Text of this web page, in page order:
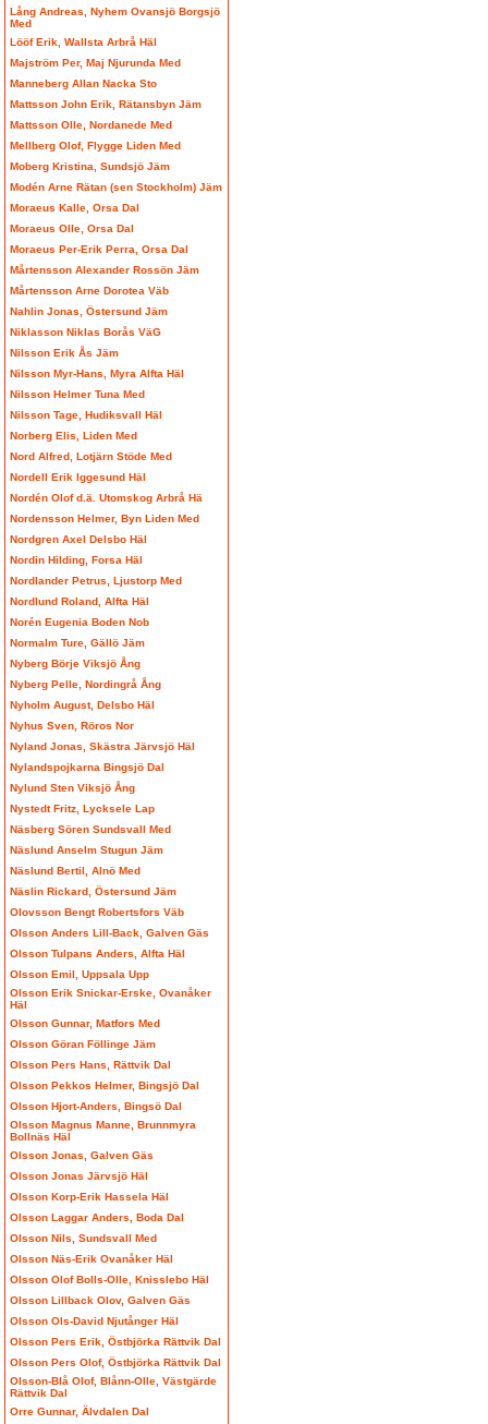
Lång Andreas, Nyhem Ovansjö Borgsjö
Med
Lööf Erik, Wallsta Arbrå Häl
Majström Per, Maj Njurunda Med
Manneberg Allan Nacka Sto
Mattsson John Erik, Rätansbyn Jäm
Mattsson Olle, Nordanede Med
Mellberg Olof, Flygge Liden Med
Moberg Kristina, Sundsjö Jäm
Modén Arne Rätan (sen Stockholm) Jäm
Moraeus Kalle, Orsa Dal
Moraeus Olle, Orsa Dal
Moraeus Per-Erik Perra, Orsa Dal
Mårtensson Alexander Rossön Jäm
Mårtensson Arne Dorotea Väb
Nahlin Jonas, Östersund Jäm
Niklasson Niklas Borås VäG
Nilsson Erik Ås Jäm
Nilsson Myr-Hans, Myra Alfta Häl
Nilsson Helmer Tuna Med
Nilsson Tage, Hudiksvall Häl
Norberg Elis, Liden Med
Nord Alfred, Lotjärn Stöde Med
Nordell Erik Iggesund Häl
Nordén Olof d.ä. Utomskog Arbrå Hä
Nordensson Helmer, Byn Liden Med
Nordgren Axel Delsbo Häl
Nordin Hilding, Forsa Häl
Nordlander Petrus, Ljustorp Med
Nordlund Roland, Alfta Häl
Norén Eugenia Boden Nob
Normalm Ture, Gällö Jäm
Nyberg Börje Viksjö Ång
Nyberg Pelle, Nordingrå Ång
Nyholm August, Delsbo Häl
Nyhus Sven, Röros Nor
Nyland Jonas, Skästra Järvsjö Häl
Nylandspojkarna Bingsjö Dal
Nylund Sten Viksjö Ång
Nystedt Fritz, Lycksele Lap
Näsberg Sören Sundsvall Med
Näslund Anselm Stugun Jäm
Näslund Bertil, Alnö Med
Näslin Rickard, Östersund Jäm
Olovsson Bengt Robertsfors Väb
Olsson Anders Lill-Back, Galven Gäs
Olsson Tulpans Anders, Alfta Häl
Olsson Emil, Uppsala Upp
Olsson Erik Snickar-Erske, Ovanåker
Häl
Olsson Gunnar, Matfors Med
Olsson Göran Föllinge Jäm
Olsson Pers Hans, Rättvik Dal
Olsson Pekkos Helmer, Bingsjö Dal
Olsson Hjort-Anders, Bingsö Dal
Olsson Magnus Manne, Brunnmyra
Bollnäs Häl
Olsson Jonas, Galven Gäs
Olsson Jonas Järvsjö Häl
Olsson Korp-Erik Hassela Häl
Olsson Laggar Anders, Boda Dal
Olsson Nils, Sundsvall Med
Olsson Näs-Erik Ovanåker Häl
Olsson Olof Bolls-Olle, Knisslebo Häl
Olsson Lillback Olov, Galven Gäs
Olsson Ols-David Njutånger Häl
Olsson Pers Erik, Östbjörka Rättvik Dal
Olsson Pers Olof, Östbjörka Rättvik Dal
Olsson-Blå Olof, Blånn-Olle, Västgärde
Rättvik Dal
Orre Gunnar, Älvdalen Dal